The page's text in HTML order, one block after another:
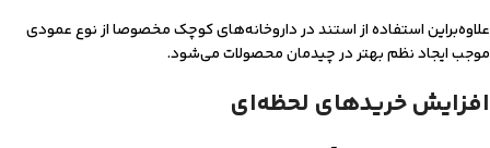
علاوه‌براین استفاده از استند در داروخانه‌های کوچک مخصوصا از نوع عمودی
موجب ایجاد نظم بهتر در چیدمان محصولات می‌شود.
افزایش خریدهای لحظه‌ای